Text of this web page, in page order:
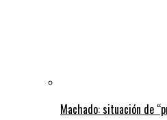
Machado: situación de